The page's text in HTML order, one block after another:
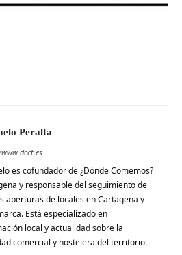
Peralta
es cofundador de ¿Dónde Comemos?
y responsable del seguimiento de
aperturas de locales en Cartagena y
Está especializado en
local y actualidad sobre la
comercial y hostelera del territorio.